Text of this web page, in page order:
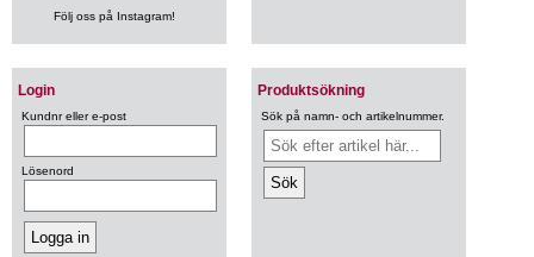
Login
Kundnr eller e-post
Lösenord
Produktsökning
Sök på namn- och artikelnummer.
Följ oss på Instagram!